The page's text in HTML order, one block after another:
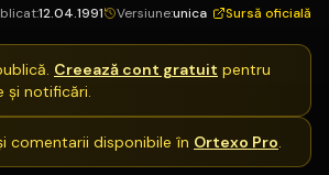
:12.04.1991 Versiune:unica Sursă oficială
Creează cont gratuit pentru
și notificări.
comentarii disponibile în Ortexo Pro.